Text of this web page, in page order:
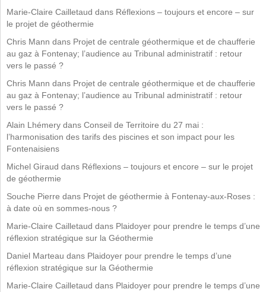
Marie-Claire Cailletaud dans Réflexions – toujours et encore – sur
le projet de géothermie
Chris Mann dans Projet de centrale géothermique et de chaufferie
au gaz à Fontenay; l’audience au Tribunal administratif : retour
vers le passé ?
Chris Mann dans Projet de centrale géothermique et de chaufferie
au gaz à Fontenay; l’audience au Tribunal administratif : retour
vers le passé ?
Alain Lhémery dans Conseil de Territoire du 27 mai :
l’harmonisation des tarifs des piscines et son impact pour les
Fontenaisiens
Michel Giraud dans Réflexions – toujours et encore – sur le projet
de géothermie
Souche Pierre dans Projet de géothermie à Fontenay-aux-Roses :
à date où en sommes-nous ?
Marie-Claire Cailletaud dans Plaidoyer pour prendre le temps d’une
réflexion stratégique sur la Géothermie
Daniel Marteau dans Plaidoyer pour prendre le temps d’une
réflexion stratégique sur la Géothermie
Marie-Claire Cailletaud dans Plaidoyer pour prendre le temps d’une